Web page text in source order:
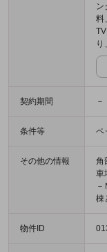
ン
料
り
契約期間 －
条件等 ペ
その他の情報
角
車
棟
物件ID